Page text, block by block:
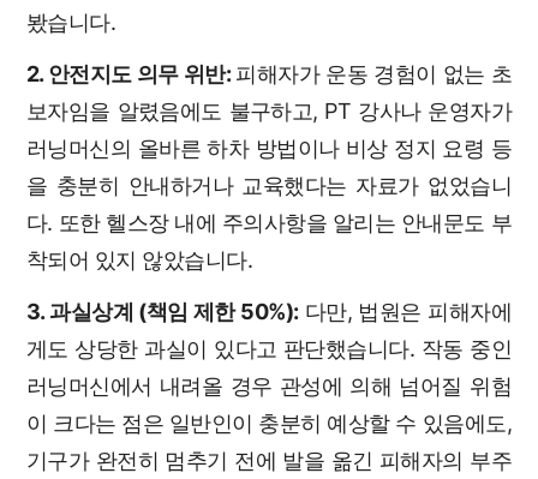
봤습니다.
2. 안전지도 의무 위반:피해자가 운동 경험이 없는 초
보자임을 알렸음에도 불구하고, PT 강사나 운영자가
러닝머신의 올바른 하차 방법이나 비상 정지 요령 등
을 충분히 안내하거나 교육했다는 자료가 없었습니
다. 또한 헬스장 내에 주의사항을 알리는 안내문도 부
착되어 있지 않았습니다.
3. 과실상계 (책임 제한 50%):다만, 법원은 피해자에
게도 상당한 과실이 있다고 판단했습니다. 작동 중인
러닝머신에서 내려올 경우 관성에 의해 넘어질 위험
이 크다는 점은 일반인이 충분히 예상할 수 있음에도,
기구가 완전히 멈추기 전에 발을 옮긴 피해자의 부주